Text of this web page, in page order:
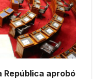
República aprobó